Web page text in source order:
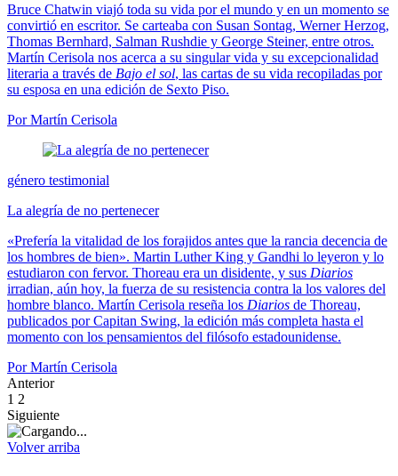
Bruce Chatwin viajó toda su vida por el mundo y en un momento se
convirtió en escritor. Se carteaba con Susan Sontag, Werner Herzog,
Thomas Bernhard, Salman Rushdie y George Steiner, entre otros.
Martín Cerisola nos acerca a su singular vida y su excepcionalidad
literaria a través de Bajo el sol, las cartas de su vida recopiladas por
su esposa en una edición de Sexto Piso.
Por Martín Cerisola
género testimonial
La alegría de no pertenecer
«Prefería la vitalidad de los forajidos antes que la rancia decencia de
los hombres de bien». Martin Luther King y Gandhi lo leyeron y lo
estudiaron con fervor. Thoreau era un disidente, y sus Diarios
irradian, aún hoy, la fuerza de su resistencia contra la los valores del
hombre blanco. Martín Cerisola reseña los Diarios de Thoreau,
publicados por Capitan Swing, la edición más completa hasta el
momento con los pensamientos del filósofo estadounidense.
Por Martín Cerisola
Anterior
1 2
Siguiente
Volver arriba